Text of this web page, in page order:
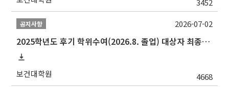
3452
공지사항
2025학년도 후기 학위수여(2026.8. 졸업) 대상자 최종인준 논문 제출 안내
보건대학원 4668
2026-07-02